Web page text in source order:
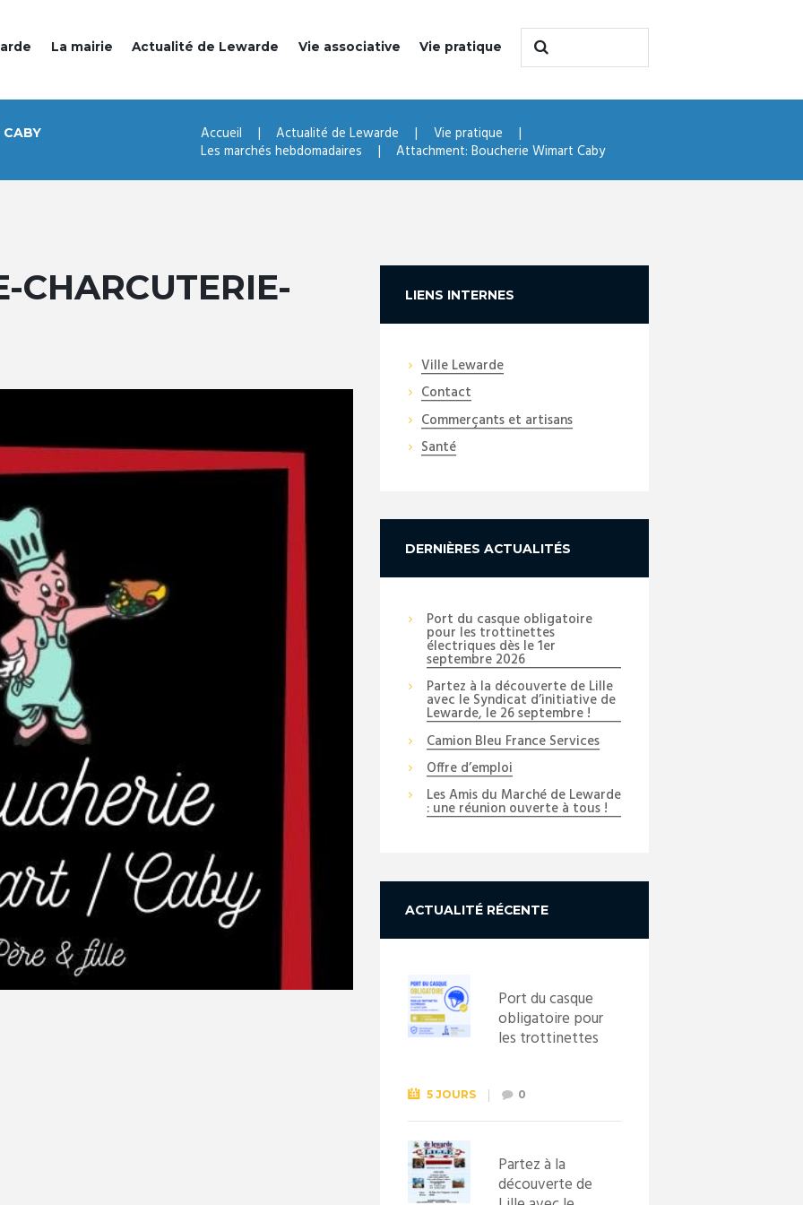
La mairie Actualité de Lewarde Vie associative Vie pratique
Accueil Actualité de Lewarde
Vie pratique
Les marchés hebdomadaires
Attachment: Boucherie Wimart Caby
CHARCUTERIE-
Next item
Fromager
LIENS INTERNES
Ville Lewarde
Contact
Commerçants et artisans
Santé
DERNIÈRES ACTUALITÉS
Port du casque obligatoire
pour les trottinettes
électriques dès le 1er
septembre 2026
Partez à la découverte de Lille
avec le Syndicat d’initiative de
Lewarde, le 26 septembre !
Camion Bleu France Services
Offre d’emploi
Les Amis du Marché de Lewarde
: une réunion ouverte à tous !
ACTUALITÉ RÉCENTE
Port du casque
obligatoire pour
les trottinettes
septembre
2026
5 JOURS 0
Partez à la
découverte de